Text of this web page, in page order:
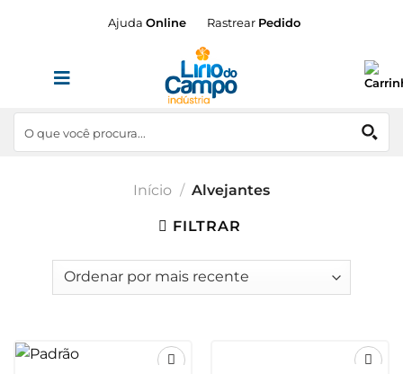
Ajuda Online Rastrear Pedido
Início / Alvejantes
FILTRAR